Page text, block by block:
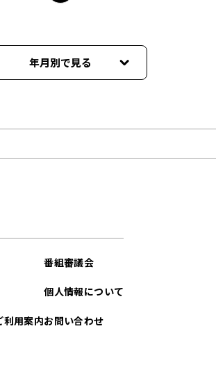
年月別で見る
年09月
年08月
利用案内
番組審議会
個人情報について
お問い合わせ